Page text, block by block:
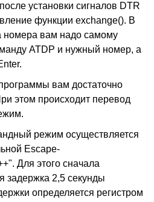
установки сигналов DTR
функции exchange(). В
номера вам надо самому
ATDP и нужный номер, а
вам достаточно
этом происходит перевод
режим осуществляется
Escape-
Для этого сначала
задержка 2,5 секунды
определяется регистром